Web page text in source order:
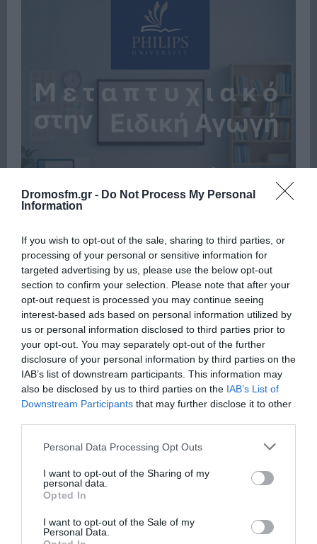
Dromosfm.gr - Do Not Process My Personal
Information
If you wish to opt-out of the sale, sharing to third parties, or
processing of your personal or sensitive information for
targeted advertising by us, please use the below opt-out
section to confirm your selection. Please note that after your
opt-out request is processed you may continue seeing
interest-based ads based on personal information utilized by
us or personal information disclosed to third parties prior to
your opt-out. You may separately opt-out of the further
disclosure of your personal information by third parties on the
IAB’s list of downstream participants. This information may
also be disclosed by us to third parties on the IAB’s List of
Downstream Participants that may further disclose it to other
Please note that this website/app uses one or more Google
not limited to your visit or usage behaviour. You may click to
grant or deny consent to Google and its third-party tags to
use your data for below specified purposes in below Google
consent section.
Personal Data Processing Opt Outs
I want to opt-out of the Sharing of my
personal data.
Opted In
I want to opt-out of the Sale of my
Personal Data.
Πρόσφατα Δημοφιλή
ΕΙΠΕΣ – ΦΕΡΡΗΣ ΘΟΔΩΡΗΣ